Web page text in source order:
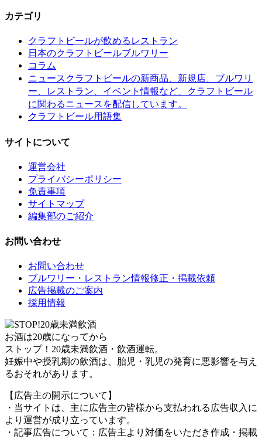
カテゴリ
クラフトビールが飲めるレストラン
日本のクラフトビールブルワリー
コラム
ニュース クラフトビールの新商品、新規店、ブルワリ
ー、レストラン、イベント情報など、クラフトビール
に関わるニュースを配信しています。
クラフトビール用語集
サイトについて
運営会社
プライバシーポリシー
免責事項
サイトマップ
編集部のご紹介
お問い合わせ
お問い合わせ
ブルワリー・レストラン情報修正・掲載依頼
広告掲載のご案内
採用情報
お酒は20歳になってから
ストップ！20歳未満飲酒・飲酒運転。
妊娠中や授乳期の飲酒は、胎児・乳児の発育に悪影響を与え
るおそれがあります。
【広告主の開示について】
・当サイトは、主に広告主の皆様から支払われる広告収入に
より運営が成り立っています。
・記事広告について：広告主より対価をいただき作成・掲載